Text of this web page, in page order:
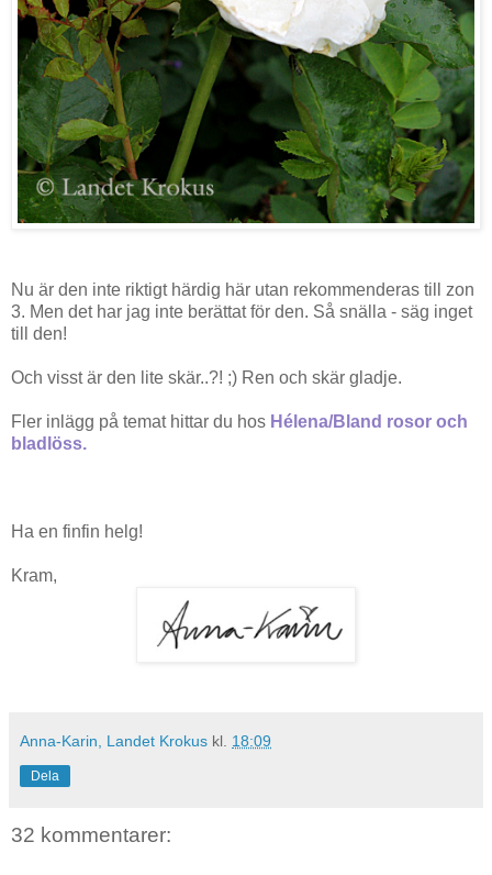
Nu är den inte riktigt härdig här utan rekommenderas till zon
3. Men det har jag inte berättat för den. Så snälla - säg inget
till den!
Och visst är den lite skär..?! ;) Ren och skär gladje.
Fler inlägg på temat hittar du hos Hélena/Bland rosor och
bladlöss.
Ha en finfin helg!
Kram,
Anna-Karin, Landet Krokus kl. 18:09
Dela
32 kommentarer: